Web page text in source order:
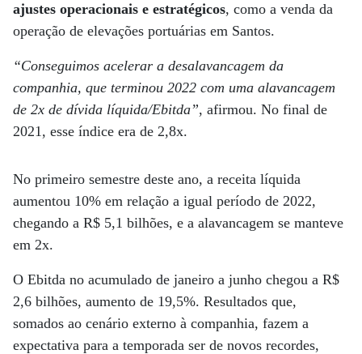
ajustes operacionais e estratégicos, como a venda da
operação de elevações portuárias em Santos.
“Conseguimos acelerar a desalavancagem da
companhia, que terminou 2022 com uma alavancagem
de 2x de dívida líquida/Ebitda”, afirmou. No final de
2021, esse índice era de 2,8x.
No primeiro semestre deste ano, a receita líquida
aumentou 10% em relação a igual período de 2022,
chegando a R$ 5,1 bilhões, e a alavancagem se manteve
em 2x.
O Ebitda no acumulado de janeiro a junho chegou a R$
2,6 bilhões, aumento de 19,5%. Resultados que,
somados ao cenário externo à companhia, fazem a
expectativa para a temporada ser de novos recordes,